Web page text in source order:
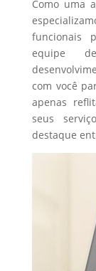
Como uma
funcionais
equipe
com você
apenas
seus
destaque